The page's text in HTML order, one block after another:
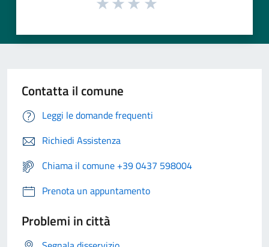
Contatta il comune
Leggi le domande frequenti
Richiedi Assistenza
Chiama il comune +39 0437 598004
Prenota un appuntamento
Problemi in città